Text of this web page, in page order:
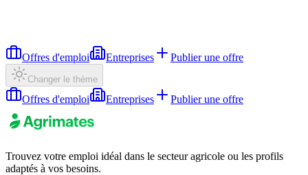
Offres d'emploi Entreprises Publier une offre
Changer le thème
Offres d'emploi Entreprises Publier une offre
Trouvez votre emploi idéal dans le secteur agricole ou les profils
adaptés à vos besoins.